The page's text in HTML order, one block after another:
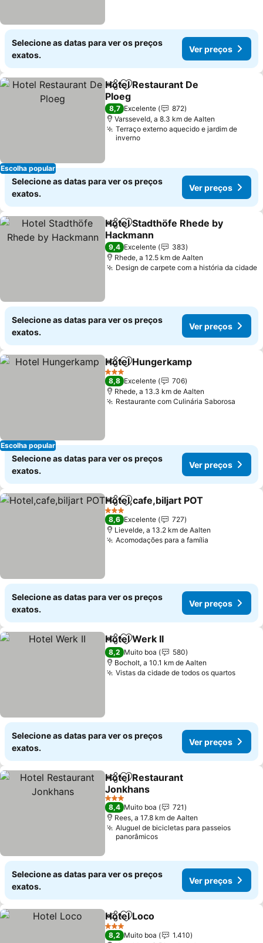
Selecione as datas para ver os preços
exatos.
Ver preços
Escolha popular
PartilharAdicionar aos favoritos
Hotel Restaurant De
Ploeg
8,7 Excelente
872
Varsseveld, a 8.3 km de Aalten
Terraço externo aquecido e jardim de
inverno
Selecione as datas para ver os preços
exatos.
Ver preços
PartilharAdicionar aos favoritos
Hotel Stadthöfe Rhede by
Hackmann
9,4 Excelente
383
Rhede, a 12.5 km de Aalten
Design de carpete com a história da cidade
Selecione as datas para ver os preços
exatos.
Ver preços
Escolha popular
PartilharAdicionar aos favoritos
Hotel Hungerkamp
3 Estrelas
8,8 Excelente
706
Rhede, a 13.3 km de Aalten
Restaurante com Culinária Saborosa
Selecione as datas para ver os preços
exatos.
Ver preços
PartilharAdicionar aos favoritos
Hotel,cafe,biljart POT
3 Estrelas
8,6 Excelente
727
Lievelde, a 13.2 km de Aalten
Acomodações para a família
Selecione as datas para ver os preços
exatos.
Ver preços
PartilharAdicionar aos favoritos
Hotel Werk II
8,2 Muito boa
580
Bocholt, a 10.1 km de Aalten
Vistas da cidade de todos os quartos
Selecione as datas para ver os preços
exatos.
Ver preços
PartilharAdicionar aos favoritos
Hotel Restaurant
Jonkhans
3 Estrelas
8,4 Muito boa
721
Rees, a 17.8 km de Aalten
Aluguel de bicicletas para passeios
panorâmicos
Selecione as datas para ver os preços
exatos.
Ver preços
PartilharAdicionar aos favoritos
Hotel Loco
3 Estrelas
8,2 Muito boa
1.410